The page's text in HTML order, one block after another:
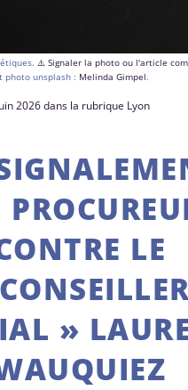
⚠️ Signaler la photo ou l'article
photo unsplash : Melinda Gimpel.
2026 dans la rubrique Lyon
LE
»